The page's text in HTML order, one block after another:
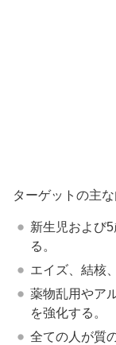
ターゲットの主
新生児および
る。
エイズ、結核
薬物乱用やア
を強化する。
全ての人が質